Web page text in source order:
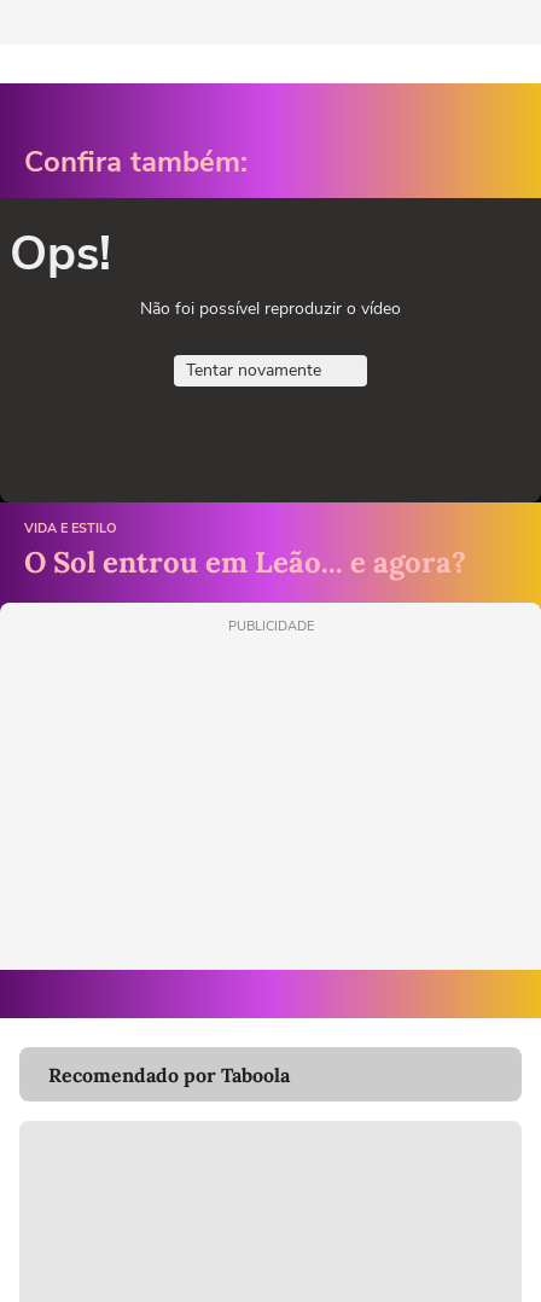
Confira também:
Ops!
Não foi possível reproduzir o vídeo
Tentar novamente
VIDA E ESTILO
O Sol entrou em Leão... e agora?
PUBLICIDADE
Recomendado por Taboola